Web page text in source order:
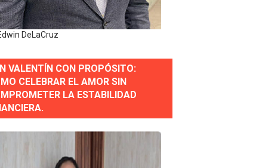
a normas éticas y ser garante de los derechos de
para Impulsar el Desarrollo de Santo
2025
fortalecer el diálogo social y el trabajo decente
DeLaCruz
VALENTÍN CON PROPÓSITO:
CELEBRAR EL AMOR SIN
LA ESTABILIDAD